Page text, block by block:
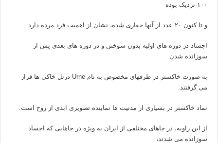
۱۰۰ نزدیک بوده
و تا کنون ۲۰ عدد از آنها حفاری شده، نشان از اهمیت فرد مرده دارد.
اجساد در دوره های اولیه بدون سوختن و در دوره های بعدی پس از
سوزانده شدن
به صورت خاکستر در ظرفهای مخصوص به نام Urne درتل خاکی ها قرار
می گرفتند.
نماد خاکستر در بسیاری از مدنیت ها نماینده تصویری ابدی از روح است.
از این زاویه، در جاهای مختلفی از ایران به ویژه در جاهایی که اجساد
سوزانده می شدند،